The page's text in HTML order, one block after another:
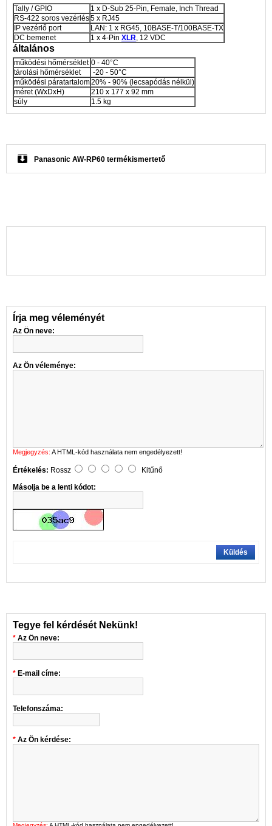
Tally / GPIO
1 x D-Sub 25-Pin, Female, Inch Thread
RS-422 soros vezérlés5 x RJ45
IP vezérlő port
LAN: 1 x RG45, 10BASE-T/100BASE-TX
DC bemenet
1 x 4-Pin XLR , 12 VDC
általános
működési hőmérséklet 0 - 40°C
tárolási hőmérséklet
-20 - 50°C
működési páratartalom20% - 90% (lecsapódás nélkül)
méret (WxDxH)
210 x 177 x 92 mm
súly
1.5 kg
Panasonic AW-RP60 termékismertető
Írja meg véleményét
Az Ön neve:
Az Ön véleménye:
Megjegyzés: A HTML-kód használata nem engedélyezett!
Értékelés: Rossz
Kitűnő
Másolja be a lenti kódot:
Küldés
Tegye fel kérdését Nekünk!
Az Ön neve:
E-mail címe:
Telefonszáma:
Az Ön kérdése: